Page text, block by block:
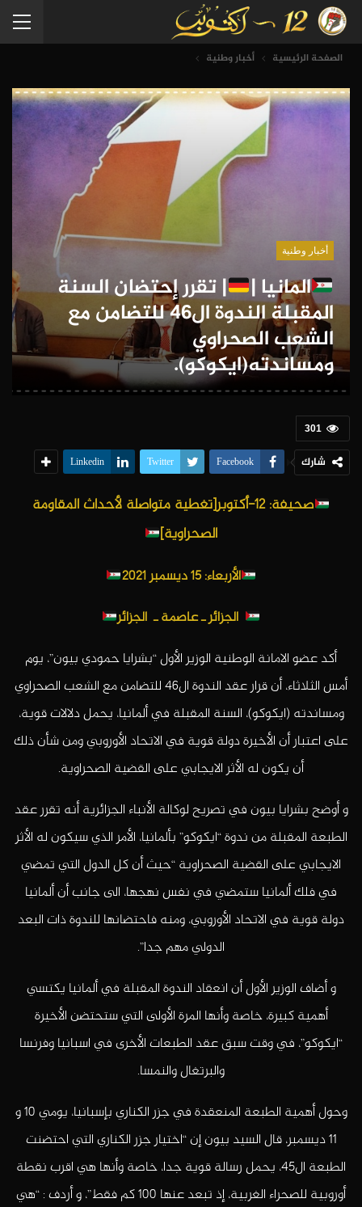
الصفحة الرئيسية أخبار وطنية
أخبار وطنية
المانيا | | تقرر إحتضان السنة
المقبلة الندوة ال46 للتضامن مع
الشعب الصحراوي
ومساندته(ايكوكو).
301
شارك Facebook
Twitter
Linkedin
ص
حيفة: 12-أكتوبر[تغطية متواصلة لأحداث المقاومة
الصحراوية]
الأربعاء: 15 ديسمبر 2021
الجزائر ـ عاصمةـ الجزائر
أكد عضو الامانة الوطنية الوزير الأول “بشرايا حمودي بيون”، يوم
أمس الثلاثاء، أن قرار عقد الندوة ال46 للتضامن مع الشعب الصحراوي
ومساندته (ايكوكو)، السنة المقبلة في ألمانيا، يحمل دلالات قوية،
على اعتبار أن الأخيرة دولة قوية في الاتحاد الأوروبي ومن شأن ذلك
أن يكون له الأثر الايجابي على القضية الصحراوية.
و أوضح بشرايا بيون في تصريح لوكالة الأنباء الجزائرية أنه تقرر عقد
الطبعة المقبلة من ندوة “ايكوكو” بألمانيا، الأمر الذي سيكون له الأثر
الايجابي على القضية الصحراوية “حيث أن كل الدول التي تمضي
في فلك ألمانيا ستمضي في نفس نهجها، الى جانب أن ألمانيا
دولة قوية في الاتحاد الأوروبي، ومنه فاحتضانها للندوة ذات البعد
الدولي مهم جدا”.
و أضاف الوزير الأول أن انعقاد الندوة المقبلة في ألمانيا يكتسي
أهمية كبيرة، خاصة وأنها المرة الأولى التي ستحتضن الأخيرة
“ايكوكو”، في وقت سبق عقد الطبعات الأخرى في اسبانيا وفرنسا
والبرتغال والنمسا.
وحول أهمية الطبعة المنعقدة في جزر الكناري بإسبانيا، يومي 10 و
11 ديسمبر، قال السيد بيون إن “اختيار جزر الكناري التي احتضنت
الطبعة ال45، يحمل رسالة قوية جدا، خاصة وأنها هي اقرب نقطة
أوروبية للصحراء الغربية، إذ تبعد عنها 100 كم فقط”، و أردف : “هي